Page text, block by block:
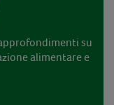
su
alimentare e